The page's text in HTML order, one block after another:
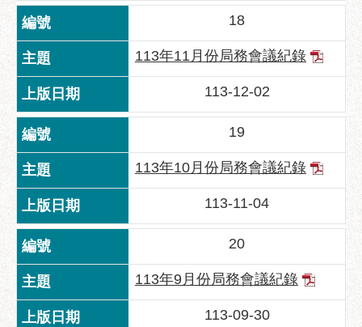
放
宣
隱
私
權
及
資
訊
安
全
政
策
聯
絡
方
18
113年11月份局務會議紀錄
113-12-02
19
113年10月份局務會議紀錄
113-11-04
20
113年9月份局務會議紀錄
113-09-30